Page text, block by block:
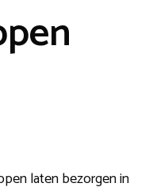
laten bezorgen in